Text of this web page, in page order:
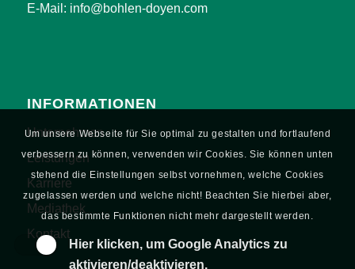
E-Mail: info@bohlen-doyen.com
INFORMATIONEN
Unternehmen
Leistungen
Karriere
Mediathek
Kontakt
Um unsere Webseite für Sie optimal zu gestalten und fortlaufend
verbessern zu können, verwenden wir Cookies. Sie können unten
stehend die Einstellungen selbst vornehmen, welche Cookies
zugelassen werden und welche nicht! Beachten Sie hierbei aber,
das bestimmte Funktionen nicht mehr dargestellt werden.
Hier klicken, um Google Analytics zu
aktivieren/deaktivieren.